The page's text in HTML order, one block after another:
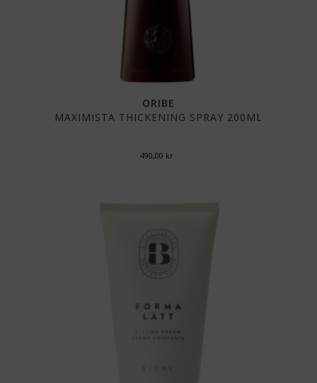
ORIBE
MAXIMISTA THICKENING SPRAY 200ML
490,00 kr